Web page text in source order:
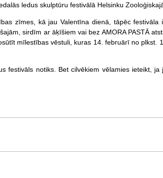
ledus skulptūru festivālā Helsinku
zīmes, kā jau Valentīna dienā, tāpēc festivāla
sirdīm ar āķīšiem vai bez AMORA PASTĀ
mīlestības vēstuli, kuras 14. februārī no plkst.
festivāls notiks. Bet cilvēkiem vēlamies ieteikt, ja